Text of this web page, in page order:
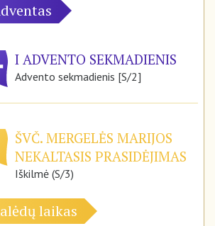
I ADVENTO SEKMADIENIS
Advento sekmadienis [S/2]
ŠVČ. MERGELĖS MARIJOS
NEKALTASIS PRASIDĖJIMAS
Iškilmė (S/3)
laikas